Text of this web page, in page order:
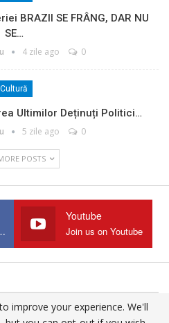
BRAZII SE FRÂNG, DAR NU
SE…
4 zile ago 0
Cultură
Ultimilor Deținuți Politici…
5 zile ago 0
POSTS
Youtube
Join us on Youtube
Rights Reserved.
improve your experience. We'll